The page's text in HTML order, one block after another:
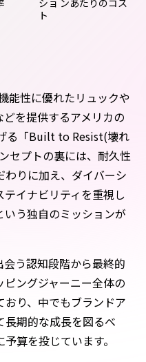
ショ ンあたりのコス
ト
能性に優れたリュックや
を提供するアメリカの
る「Built to Resist(壊れ
セプトの裏には、耐久性
わりに加え、ダイバーシ
イナビリティを重視し
う独自のミッションが
う認知段階から最終的
ングジャーニー全体の
り、中でもブランドア
長期的な成長を図るべ
算を投じています。